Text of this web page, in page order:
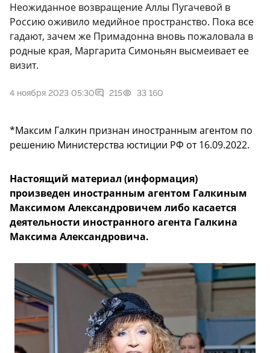
Неожиданное возвращение Аллы Пугачевой в
Россию оживило медийное пространство. Пока все
гадают, зачем же Примадонна вновь пожаловала в
родные края, Маргарита Симоньян высмеивает ее
визит.
4 ноября 2023 05:30 215 33 160
*Максим Галкин признан иностранным агентом по
решению Министерства юстиции РФ от 16.09.2022.
Настоящий материал (информация)
произведен иностранным агентом Галкиным
Максимом Александровичем либо касается
деятельности иностранного агента Галкина
Максима Александровича.